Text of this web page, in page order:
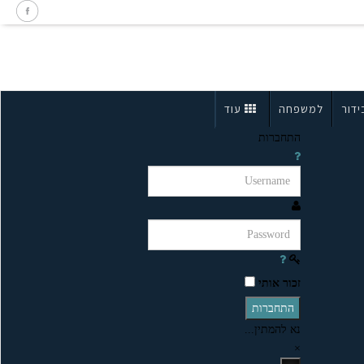
למשפחה עוד
התחברות
זכור אותי
התחברות
נא להמתין...
×